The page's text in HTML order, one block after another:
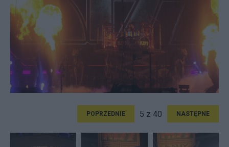
POPRZEDNIE 5 z 40 NASTĘPNE